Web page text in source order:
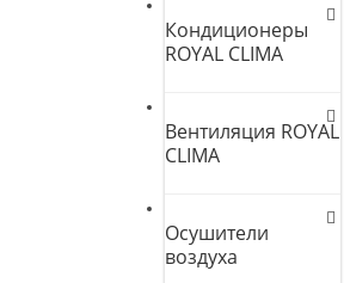
Кондиционеры
ROYAL CLIMA
Вентиляция ROYAL
CLIMA
Осушители
воздуха